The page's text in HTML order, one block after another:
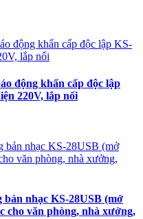
động khẩn cấp độc lập
220V, lắp nổi
bản nhạc KS-28USB (mở
cho văn phòng, nhà xưởng,